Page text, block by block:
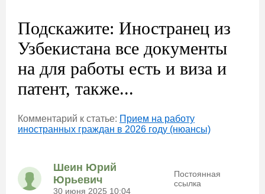
Подскажите: Иностранец из
Узбекистана все документы
на для работы есть и виза и
патент, также...
Комментарий к статье: Прием на работу
иностранных граждан в 2026 году (нюансы)
Шеин Юрий
Юрьевич
30 июня 2025 10:04
Постоянная
ссылка